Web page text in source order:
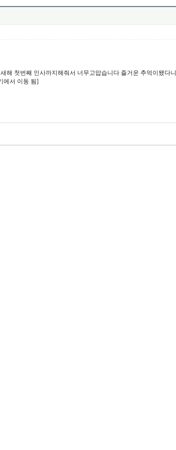
해 첫번째 인사까지해줘서 너무고맙습니다 즐거운 추억이됐
에서 이동 됨]